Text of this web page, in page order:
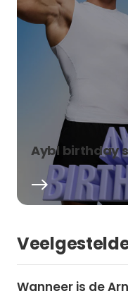
Aybl birthday
Wanneer is de